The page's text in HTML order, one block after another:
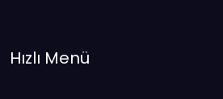
Hızlı Menü